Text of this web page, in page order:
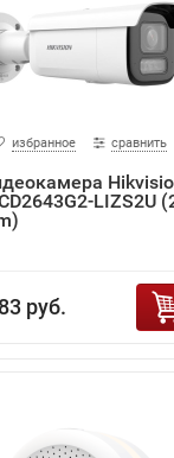
избранное сравнить
LIZS2U
руб.